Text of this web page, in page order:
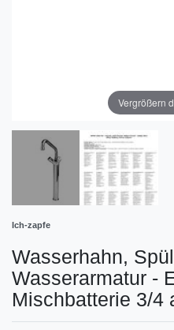
Vergrößern
Ich-zapfe
Wasserhahn,
Wasserarmatur -
Mischbatterie 3/4